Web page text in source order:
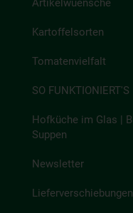
Artikelwuensche
Kartoffelsorten
Tomatenvielfalt
SO FUNKTIONIERT'S
Hofküche im Glas |
Suppen
Newsletter
Lieferverschiebungen